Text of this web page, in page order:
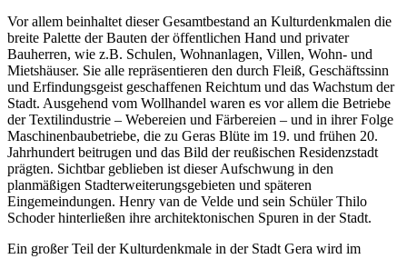
Vor allem beinhaltet dieser Gesamtbestand an Kulturdenkmalen die
breite Palette der Bauten der öffentlichen Hand und privater
Bauherren, wie z.B. Schulen, Wohnanlagen, Villen, Wohn- und
Mietshäuser. Sie alle repräsentieren den durch Fleiß, Geschäftssinn
und Erfindungsgeist geschaffenen Reichtum und das Wachstum der
Stadt. Ausgehend vom Wollhandel waren es vor allem die Betriebe
der Textilindustrie – Webereien und Färbereien – und in ihrer Folge
Maschinenbaubetriebe, die zu Geras Blüte im 19. und frühen 20.
Jahrhundert beitrugen und das Bild der reußischen Residenzstadt
prägten. Sichtbar geblieben ist dieser Aufschwung in den
planmäßigen Stadterweiterungsgebieten und späteren
Eingemeindungen. Henry van de Velde und sein Schüler Thilo
Schoder hinterließen ihre architektonischen Spuren in der Stadt.
Ein großer Teil der Kulturdenkmale in der Stadt Gera wird im